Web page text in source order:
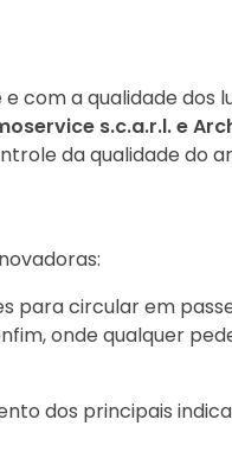
com a qualidade dos
s.c.a.r.l.e
da qualidade do
para circular em
onde qualquer
dos principais